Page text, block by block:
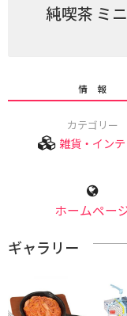
純喫茶 ミ
情 報
カテゴリー
雑貨・イン
ホームペー
ギャラリー